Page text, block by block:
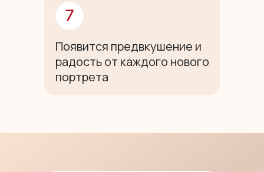
Появится предвкушение и
радость от каждого нового
портрета